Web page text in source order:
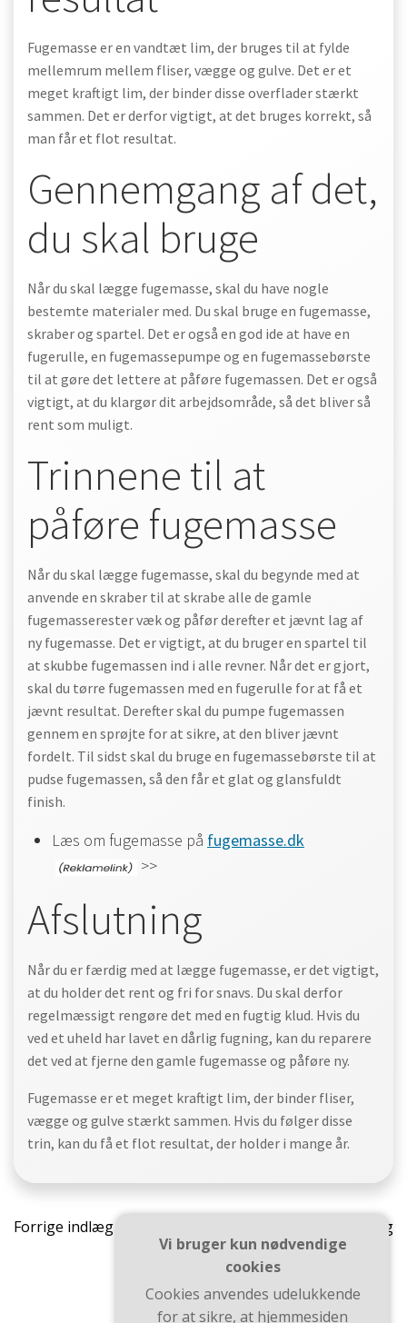
Fugemasse er en vandtæt lim, der bruges til at fylde
mellemrum mellem fliser, vægge og gulve. Det er et
meget kraftigt lim, der binder disse overflader stærkt
sammen. Det er derfor vigtigt, at det bruges korrekt, så
man får et flot resultat.
Gennemgang af det,
du skal bruge
Når du skal lægge fugemasse, skal du have nogle
bestemte materialer med. Du skal bruge en fugemasse,
skraber og spartel. Det er også en god ide at have en
fugerulle, en fugemassepumpe og en fugemassebørste
til at gøre det lettere at påføre fugemassen. Det er også
vigtigt, at du klargør dit arbejdsområde, så det bliver så
rent som muligt.
Trinnene til at
påføre fugemasse
Når du skal lægge fugemasse, skal du begynde med at
anvende en skraber til at skrabe alle de gamle
fugemasserester væk og påfør derefter et jævnt lag af
ny fugemasse. Det er vigtigt, at du bruger en spartel til
at skubbe fugemassen ind i alle revner. Når det er gjort,
skal du tørre fugemassen med en fugerulle for at få et
jævnt resultat. Derefter skal du pumpe fugemassen
gennem en sprøjte for at sikre, at den bliver jævnt
fordelt. Til sidst skal du bruge en fugemassebørste til at
pudse fugemassen, så den får et glat og glansfuldt
finish.
Læs om fugemasse på fugemasse.dk
>>
Afslutning
Når du er færdig med at lægge fugemasse, er det vigtigt,
at du holder det rent og fri for snavs. Du skal derfor
regelmæssigt rengøre det med en fugtig klud. Hvis du
ved et uheld har lavet en dårlig fugning, kan du reparere
det ved at fjerne den gamle fugemasse og påføre ny.
Fugemasse er et meget kraftigt lim, der binder fliser,
vægge og gulve stærkt sammen. Hvis du følger disse
trin, kan du få et flot resultat, der holder i mange år.
Indlægsnavigation
Forrige indlæg
Næste indlæg
Vi bruger kun nødvendige
cookies
Cookies anvendes udelukkende
for at sikre, at hjemmesiden